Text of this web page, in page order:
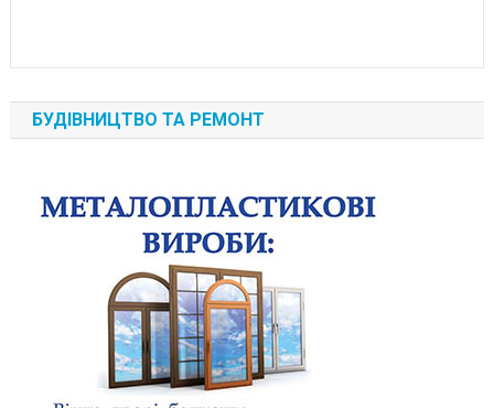
БУДІВНИЦТВО ТА РЕМОНТ